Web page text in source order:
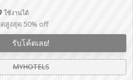
ใช้งานได้
สูงสุด 50% off
รับโค้ดเลย!
MYHOTELS